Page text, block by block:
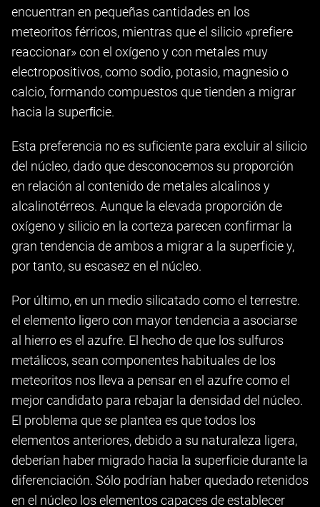
encuentran en pequeñas cantidades en los
meteoritos férricos, mientras que el silicio «prefiere
reaccionar» con el oxígeno y con metales muy
electropositivos, como sodio, potasio, magnesio o
calcio, formando compuestos que tienden a migrar
hacia la superﬁcie.
Esta preferencia no es suficiente para excluir al silicio
del núcleo, dado que desconocemos su proporción
en relación al contenido de metales alcalinos y
alcalinotérreos. Aunque la elevada proporción de
oxígeno y silicio en la corteza parecen confirmar la
gran tendencia de ambos a migrar a la superficie y,
por tanto, su escasez en el núcleo.
Por último, en un medio silicatado como el terrestre.
el elemento ligero con mayor tendencia a asociarse
al hierro es el azufre. El hecho de que los sulfuros
metálicos, sean componentes habituales de los
meteoritos nos lleva a pensar en el azufre como el
mejor candidato para rebajar la densidad del núcleo.
El problema que se plantea es que todos los
elementos anteriores, debido a su naturaleza ligera,
deberían haber migrado hacia la superficie durante la
diferenciación. Sólo podrían haber quedado retenidos
en el núcleo los elementos capaces de establecer